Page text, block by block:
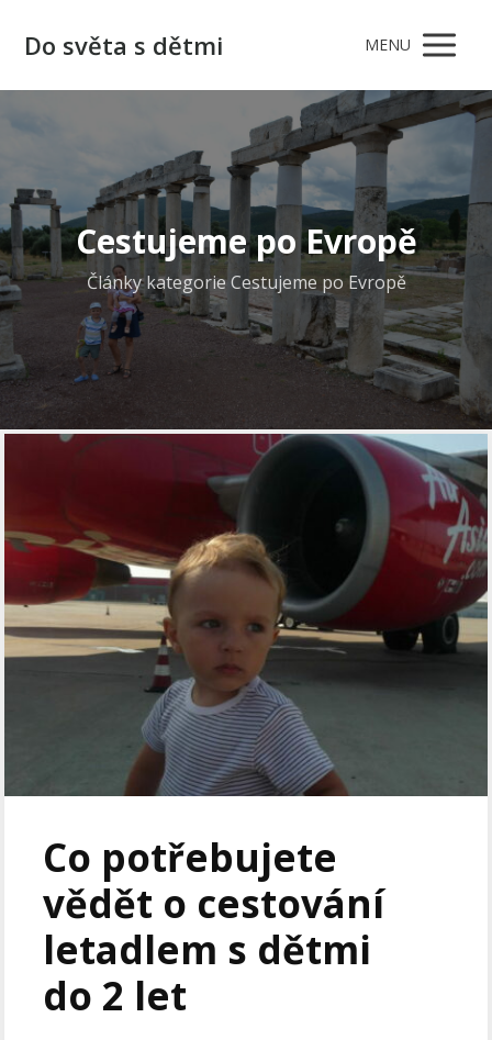
Do světa s dětmi MENU
Cestujeme po Evropě
Články kategorie Cestujeme po Evropě
Co potřebujete
vědět o cestování
letadlem s dětmi
do 2 let